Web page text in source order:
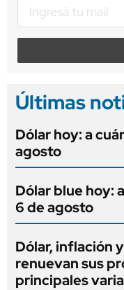
Últimas
Dólar hoy: a
agosto
Dólar blue hoy:
6 de agosto
Dólar, inflación
renuevan sus
principales